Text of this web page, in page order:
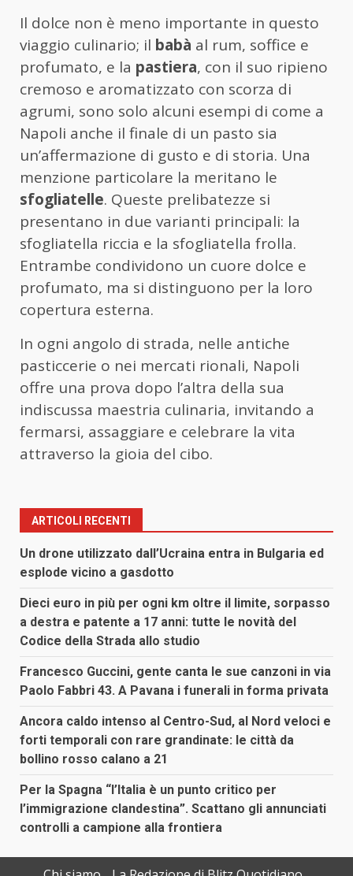
Il dolce non è meno importante in questo
viaggio culinario; il babà al rum, soffice e
profumato, e la pastiera, con il suo ripieno
cremoso e aromatizzato con scorza di
agrumi, sono solo alcuni esempi di come a
Napoli anche il finale di un pasto sia
un’affermazione di gusto e di storia. Una
menzione particolare la meritano le
sfogliatelle. Queste prelibatezze si
presentano in due varianti principali: la
sfogliatella riccia e la sfogliatella frolla.
Entrambe condividono un cuore dolce e
profumato, ma si distinguono per la loro
copertura esterna.
In ogni angolo di strada, nelle antiche
pasticcerie o nei mercati rionali, Napoli
offre una prova dopo l’altra della sua
indiscussa maestria culinaria, invitando a
fermarsi, assaggiare e celebrare la vita
attraverso la gioia del cibo.
ARTICOLI RECENTI
Un drone utilizzato dall’Ucraina entra in Bulgaria ed
esplode vicino a gasdotto
Dieci euro in più per ogni km oltre il limite, sorpasso
a destra e patente a 17 anni: tutte le novità del
Codice della Strada allo studio
Francesco Guccini, gente canta le sue canzoni in via
Paolo Fabbri 43. A Pavana i funerali in forma privata
Ancora caldo intenso al Centro-Sud, al Nord veloci e
forti temporali con rare grandinate: le città da
bollino rosso calano a 21
Per la Spagna “l’Italia è un punto critico per
l’immigrazione clandestina”. Scattano gli annunciati
controlli a campione alla frontiera